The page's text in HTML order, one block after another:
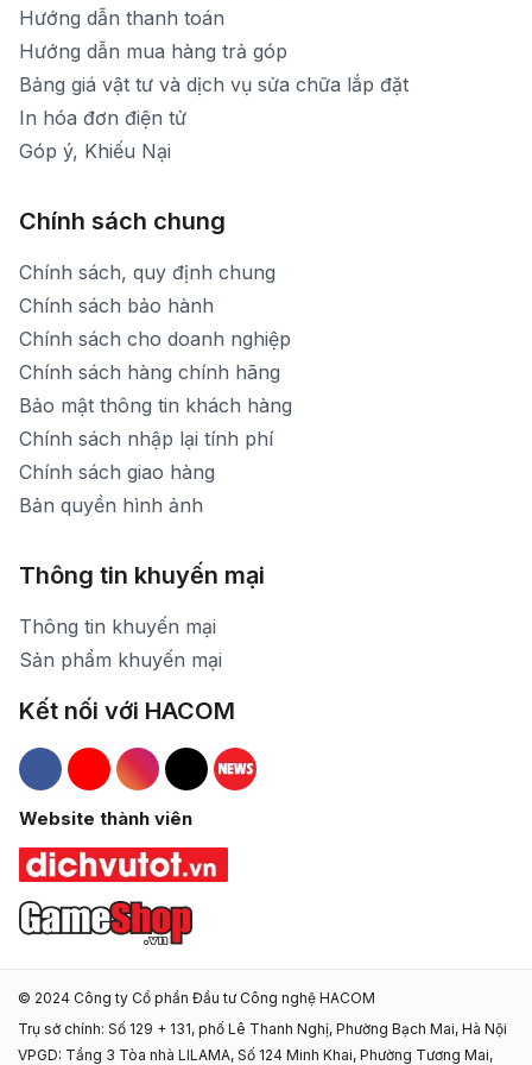
Hướng dẫn thanh toán
Hướng dẫn mua hàng trả góp
Bảng giá vật tư và dịch vụ sửa chữa lắp đặt
In hóa đơn điện tử
Góp ý, Khiếu Nại
Chính sách chung
Chính sách, quy định chung
Chính sách bảo hành
Chính sách cho doanh nghiệp
Chính sách hàng chính hãng
Bảo mật thông tin khách hàng
Chính sách nhập lại tính phí
Chính sách giao hàng
Bản quyền hình ảnh
Thông tin khuyến mại
Thông tin khuyến mại
Sản phẩm khuyến mại
Kết nối với HACOM
Hacom Facebook
Hacom YouTube
Hacom Instagram
Hacom TikTok
Website thành viên
© 2024 Công ty Cổ phần Đầu tư Công nghệ HACOM
Trụ sở chính: Số 129 + 131, phố Lê Thanh Nghị, Phường Bạch Mai, Hà Nội
VPGD: Tầng 3 Tòa nhà LILAMA, Số 124 Minh Khai, Phường Tương Mai,